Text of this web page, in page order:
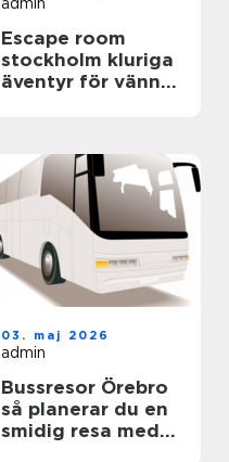
Escape room
stockholm kluriga
äventyr för vänner,
03. maj 2026
admin
Bussresor Örebro
så planerar du en
smidig resa med